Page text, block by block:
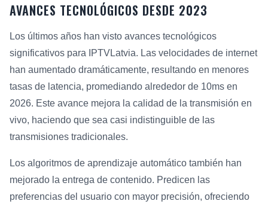
AVANCES TECNOLÓGICOS DESDE 2023
Los últimos años han visto avances tecnológicos
significativos para IPTVLatvia. Las velocidades de internet
han aumentado dramáticamente, resultando en menores
tasas de latencia, promediando alrededor de 10ms en
2026. Este avance mejora la calidad de la transmisión en
vivo, haciendo que sea casi indistinguible de las
transmisiones tradicionales.
Los algoritmos de aprendizaje automático también han
mejorado la entrega de contenido. Predicen las
preferencias del usuario con mayor precisión, ofreciendo